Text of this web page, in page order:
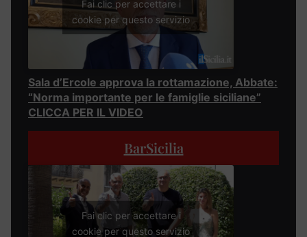
Fai clic per accettare i
cookie per questo servizio
Sala d’Ercole approva la rottamazione, Abbate:
“Norma importante per le famiglie siciliane”
CLICCA PER IL VIDEO
BarSicilia
Fai clic per accettare i
cookie per questo servizio